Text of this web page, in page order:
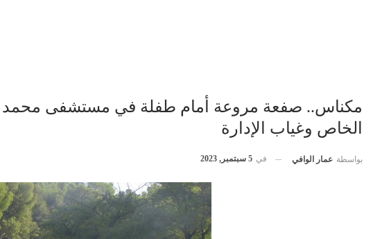
مكناس.. صفعة مروعة أمام طفلة في مستشفى
الخاص وغياب الإدارة
بواسطة عمار الوافي في 5 سبتمبر, 2023